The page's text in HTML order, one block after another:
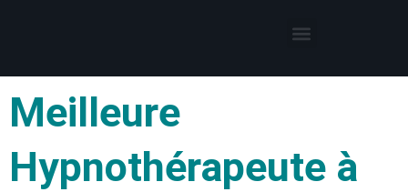
Meilleure
Hypnothérapeute à